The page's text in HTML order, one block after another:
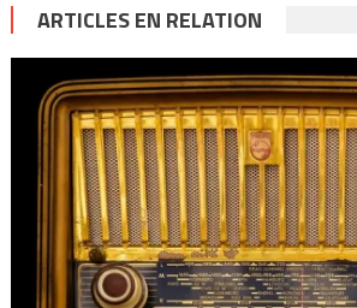
ARTICLES EN RELATION